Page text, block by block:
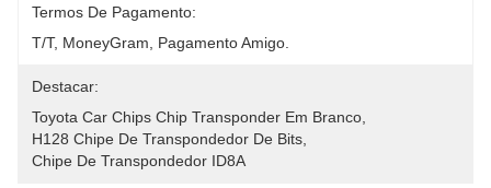
Termos De Pagamento:
T/T, MoneyGram, Pagamento Amigo.
Destacar:
Toyota Car Chips Chip Transponder Em Branco
H128 Chipe De Transpondedor De Bits
Chipe De Transpondedor ID8A